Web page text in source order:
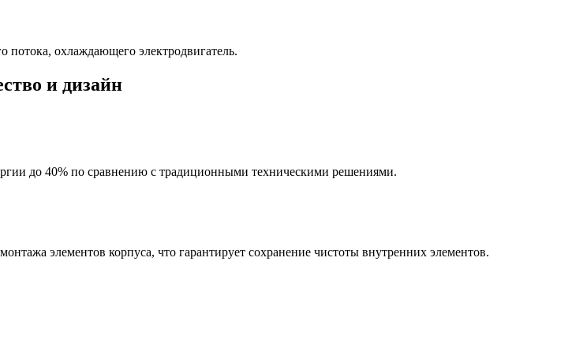
потока, охлаждающего электродвигатель.
и дизайн
до 40% по сравнению с традиционными техническими решениями.
элементов корпуса, что гарантирует сохранение чистоты внутренних элементов.